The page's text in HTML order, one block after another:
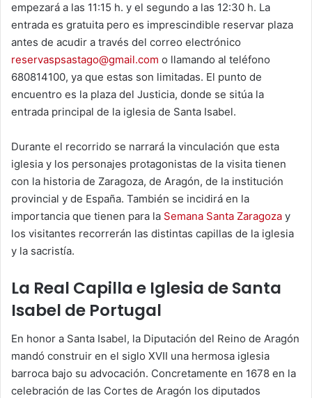
empezará a las 11:15 h. y el segundo a las 12:30 h. La
entrada es gratuita pero es imprescindible reservar plaza
antes de acudir a través del correo electrónico
reservaspsastago@gmail.com o llamando al teléfono
680814100, ya que estas son limitadas. El punto de
encuentro es la plaza del Justicia, donde se sitúa la
entrada principal de la iglesia de Santa Isabel.
Durante el recorrido se narrará la vinculación que esta
iglesia y los personajes protagonistas de la visita tienen
con la historia de Zaragoza, de Aragón, de la institución
provincial y de España. También se incidirá en la
importancia que tienen para la Semana Santa Zaragoza y
los visitantes recorrerán las distintas capillas de la iglesia
y la sacristía.
La Real Capilla e Iglesia de Santa
Isabel de Portugal
En honor a Santa Isabel, la Diputación del Reino de Aragón
mandó construir en el siglo XVII una hermosa iglesia
barroca bajo su advocación. Concretamente en 1678 en la
celebración de las Cortes de Aragón los diputados